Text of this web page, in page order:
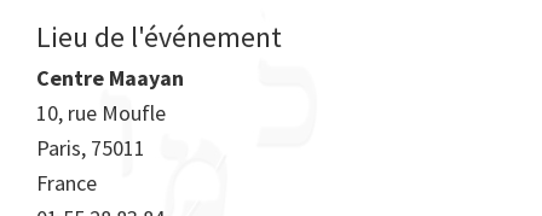
Lieu de l'événement
Centre Maayan
10, rue Moufle
Paris, 75011
France